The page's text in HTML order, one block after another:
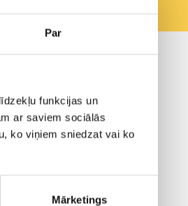
Par
funkcijas un
ar saviem sociālās
ko viņiem sniedzat vai ko
Mārketings
info@aero.lv
+371 66100919
Звонки принимаются: